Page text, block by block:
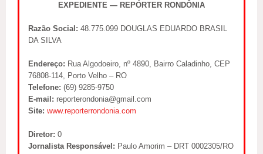
EXPEDIENTE — REPÓRTER RONDÔNIA
Razão Social: 48.775.099 DOUGLAS EDUARDO BRASIL
DA SILVA
Endereço: Rua Algodoeiro, nº 4890, Bairro Caladinho, CEP
76808-114, Porto Velho – RO
Telefone: (69) 9285-9750
E-mail: reporterondonia@gmail.com
Site: www.reporterrondonia.com
Diretor: 0
Jornalista Responsável: Paulo Amorim – DRT 0002305/RO